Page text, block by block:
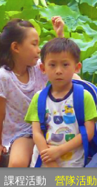
課程活動 營隊活動